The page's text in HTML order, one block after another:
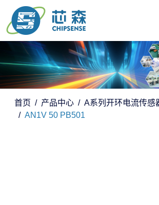
首页 产品中心
A系列开环电流传感
AN1V 50 PB501